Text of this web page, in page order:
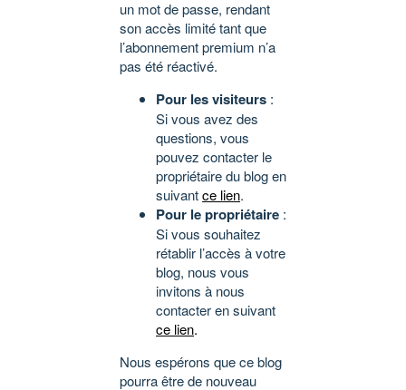
un mot de passe, rendant
son accès limité tant que
l’abonnement premium n’a
pas été réactivé.
Pour les visiteurs :
Si vous avez des
questions, vous
pouvez contacter le
propriétaire du blog en
suivantce lien.
Pour le propriétaire :
Si vous souhaitez
rétablir l’accès à votre
blog, nous vous
invitons à nous
contacter en suivant
ce lien.
Nous espérons que ce blog
pourra être de nouveau